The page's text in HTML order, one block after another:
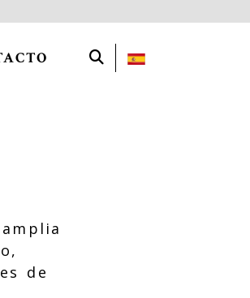
de